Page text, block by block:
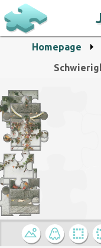
Homepage